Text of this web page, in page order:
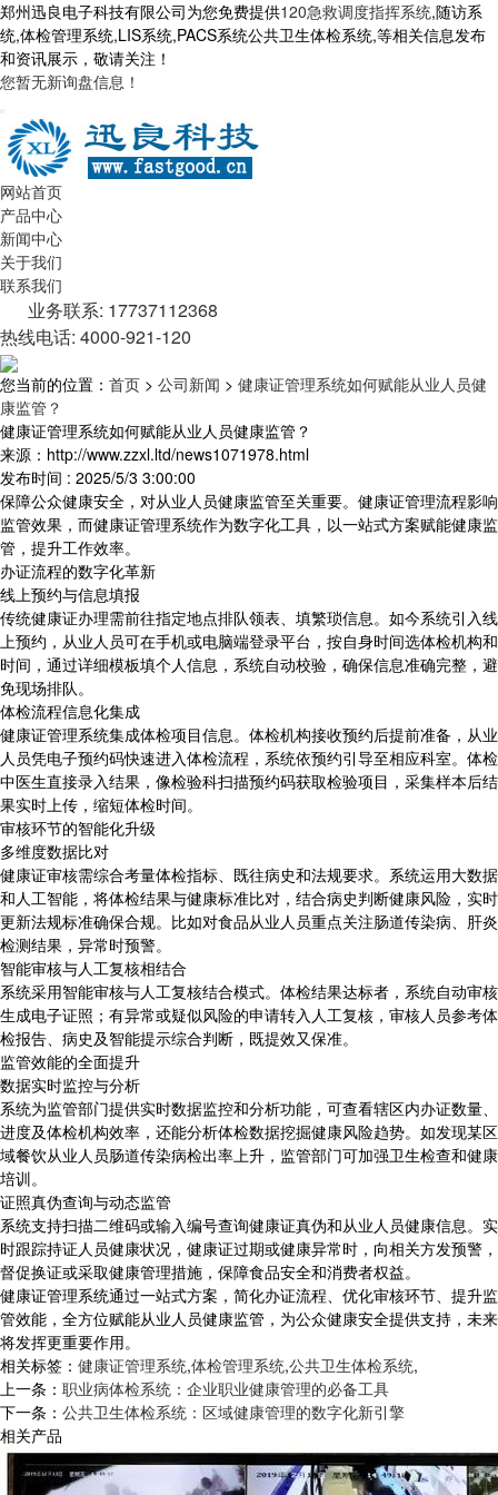
郑州迅良电子科技有限公司为您免费提供120急救调度指挥系统,随访系
统,体检管理系统,LIS系统,PACS系统公共卫生体检系统,等相关信息发布
和资讯展示，敬请关注！
您暂无新询盘信息！
网站首页
产品中心
新闻中心
关于我们
联系我们
业务联系: 17737112368
热线电话: 4000-921-120
您当前的位置： 首页 > 公司新闻 > 健康证管理系统如何赋能从业人员健
康监管？
健康证管理系统如何赋能从业人员健康监管？
来源：http://www.zzxl.ltd/news1071978.html
发布时间 : 2025/5/3 3:00:00
保障公众健康安全，对从业人员健康监管至关重要。健康证管理流程影响
监管效果，而健康证管理系统作为数字化工具，以一站式方案赋能健康监
管，提升工作效率。
办证流程的数字化革新
线上预约与信息填报
传统健康证办理需前往指定地点排队领表、填繁琐信息。如今系统引入线
上预约，从业人员可在手机或电脑端登录平台，按自身时间选体检机构和
时间，通过详细模板填个人信息，系统自动校验，确保信息准确完整，避
免现场排队。
体检流程信息化集成
健康证管理系统集成体检项目信息。体检机构接收预约后提前准备，从业
人员凭电子预约码快速进入体检流程，系统依预约引导至相应科室。体检
中医生直接录入结果，像检验科扫描预约码获取检验项目，采集样本后结
果实时上传，缩短体检时间。
审核环节的智能化升级
多维度数据比对
健康证审核需综合考量体检指标、既往病史和法规要求。系统运用大数据
和人工智能，将体检结果与健康标准比对，结合病史判断健康风险，实时
更新法规标准确保合规。比如对食品从业人员重点关注肠道传染病、肝炎
检测结果，异常时预警。
智能审核与人工复核相结合
系统采用智能审核与人工复核结合模式。体检结果达标者，系统自动审核
生成电子证照；有异常或疑似风险的申请转入人工复核，审核人员参考体
检报告、病史及智能提示综合判断，既提效又保准。
监管效能的全面提升
数据实时监控与分析
系统为监管部门提供实时数据监控和分析功能，可查看辖区内办证数量、
进度及体检机构效率，还能分析体检数据挖掘健康风险趋势。如发现某区
域餐饮从业人员肠道传染病检出率上升，监管部门可加强卫生检查和健康
培训。
证照真伪查询与动态监管
系统支持扫描二维码或输入编号查询健康证真伪和从业人员健康信息。实
时跟踪持证人员健康状况，健康证过期或健康异常时，向相关方发预警，
督促换证或采取健康管理措施，保障食品安全和消费者权益。
健康证管理系统通过一站式方案，简化办证流程、优化审核环节、提升监
管效能，全方位赋能从业人员健康监管，为公众健康安全提供支持，未来
将发挥更重要作用。
相关标签： 健康证管理系统,体检管理系统,公共卫生体检系统,
上一条： 职业病体检系统：企业职业健康管理的必备工具
下一条： 公共卫生体检系统：区域健康管理的数字化新引擎
相关产品